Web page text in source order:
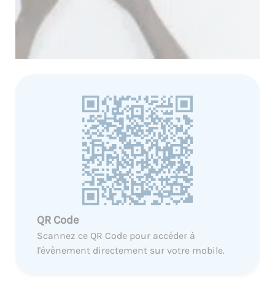
QR Code
Scannez ce QR Code pour accéder à
l'évènement directement sur votre mobile.